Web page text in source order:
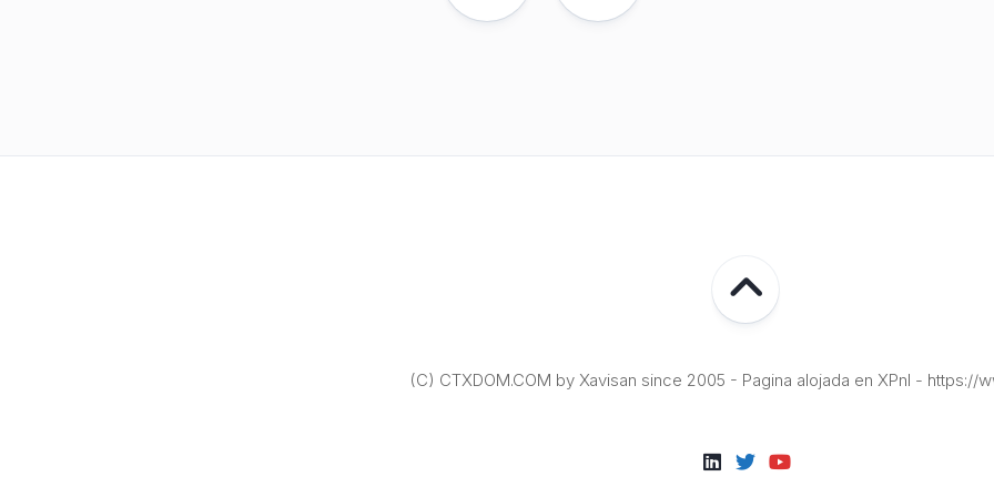
(C) CTXDOM.COM by Xavisan since 2005 - Pagina alojada en XPnI - https://